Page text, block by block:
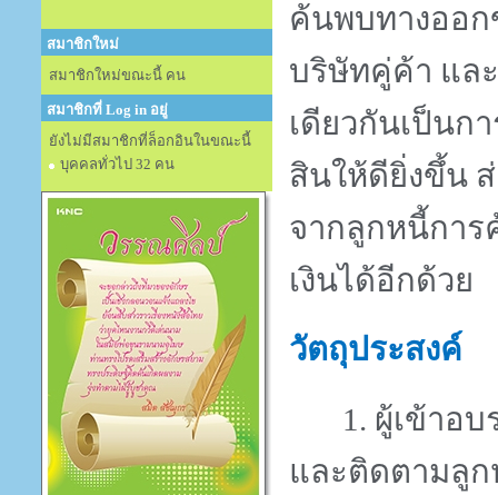
สมาชิกใหม่
สมาชิกใหม่ขณะนี้ คน
สมาชิกที่ Log in อยู่
ยังไม่มีสมาชิกที่ล็อกอินในขณะนี้
บุคคลทั่วไป 32 คน
ค้นพบทางออ
บริษัทคู่ค้า แล
เดียวกันเป็นก
สินให้ดียิ่งขึ้น
จากลูกหนี้การ
เงินได้อีกด้วย
วัตถุประสงค์
1. ผู้เข้าอบ
และติดตามลูก